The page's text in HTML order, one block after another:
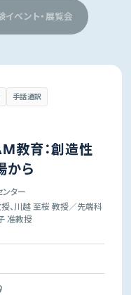
イベント・展覧会
手話通訳
教育：創造性
から
ター
、川越 至桜 教授／先端科
准教授